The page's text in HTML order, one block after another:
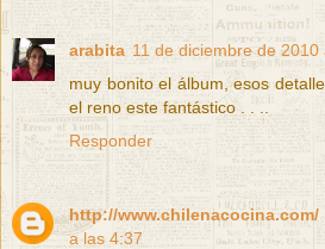
arabita 11 de diciembre de 2010
muy bonito el álbum, esos
el reno este fantástico . . ..
Responder
http://www.chilenacocina.com/
a las 4:37